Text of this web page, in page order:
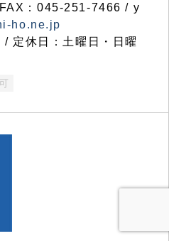
：045-251-7466 / y
ho.ne.jp
定休日：土曜日・日曜